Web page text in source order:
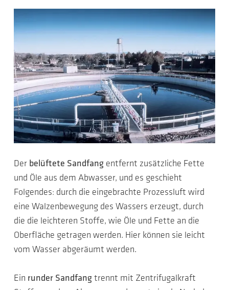
Der belüftete Sandfang entfernt zusätzliche Fette
und Öle aus dem Abwasser, und es geschieht
Folgendes: durch die eingebrachte Prozessluft wird
eine Walzenbewegung des Wassers erzeugt, durch
die die leichteren Stoffe, wie Öle und Fette an die
Oberfläche getragen werden. Hier können sie leicht
vom Wasser abgeräumt werden.
Ein runder Sandfang trennt mit Zentrifugalkraft